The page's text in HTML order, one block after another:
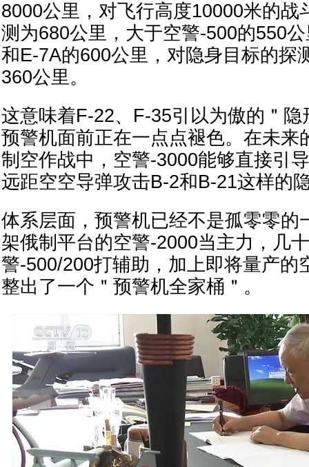
8000公里，对飞行高度10000米的战
测为680公里，大于空警-500的550
和E-7A的600公里，对隐身目标的探
360公里。
这意味着F-22、F-35引以为傲的＂
预警机面前正在一点点褪色。在未来
制空作战中，空警-3000能够直接引
远距空空导弹攻击B-2和B-21这样的
体系层面，预警机已经不是孤零零的
架俄制平台的空警-2000当主力，几
警-500/200打辅助，加上即将量产的
整出了一个＂预警机全家桶＂。